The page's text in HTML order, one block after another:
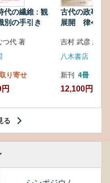
代の繊維 : 観
別の手引き
つ代 著
り寄せ
古代の政事と
展開 律令・
吉村 武彦 編集
八木書店
新刊 4冊
12,100円
る